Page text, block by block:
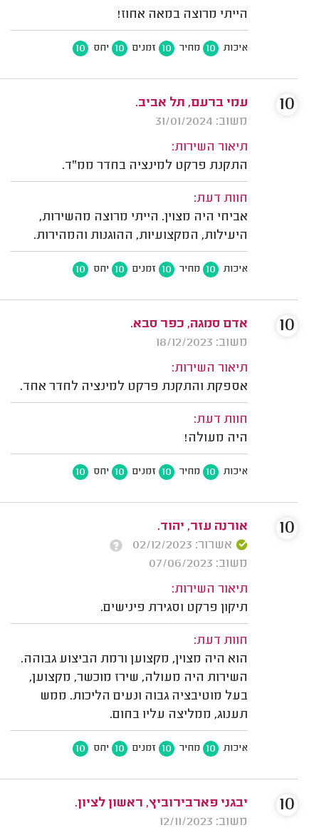
הייתי מרוצה במאה אחוז!
איכות 10 מחיר 10 זמנים 10 יחס 10
עמי ברעם, תל אביב.
משוב: 31/01/2024
תיאור השירות:
התקנת פרקט למינציה בחדר ממ"ד.
חוות דעת:
אביחי היה מצוין. הייתי מרוצה מהשירות,
היעילות, המקצועיות, ההוגנות והמהירות.
איכות 10 מחיר 10 זמנים 10 יחס 10
10
אדם סמגה, כפר סבא.
משוב: 18/12/2023
תיאור השירות:
אספקת והתקנת פרקט למינציה לחדר אחד.
חוות דעת:
היה מעולה!
איכות 10 מחיר 10 זמנים 10 יחס 10
10
אורנה עזר, יהוד.
אשרור: 02/12/2023
משוב: 07/06/2023
תיאור השירות:
תיקון פרקט וסגירת פינישים.
חוות דעת:
הוא היה מצוין, מקצוען ורמת הביצוע גבוהה.
השירות היה מעולה, שירז מוכשר, מקצוען,
בעל מוטיבציה גבוה ונעים הליכות. ממש
תענוג, ממליצה עליו בחום.
איכות 10 מחיר 10 זמנים 10 יחס 10
10
יבגני פארבירוביץ, ראשון לציון.
משוב: 12/11/2023
10